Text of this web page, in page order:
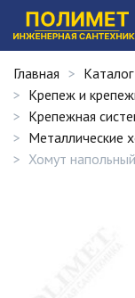
Главная
Крепеж и
Крепежная
Металлические
Хомут